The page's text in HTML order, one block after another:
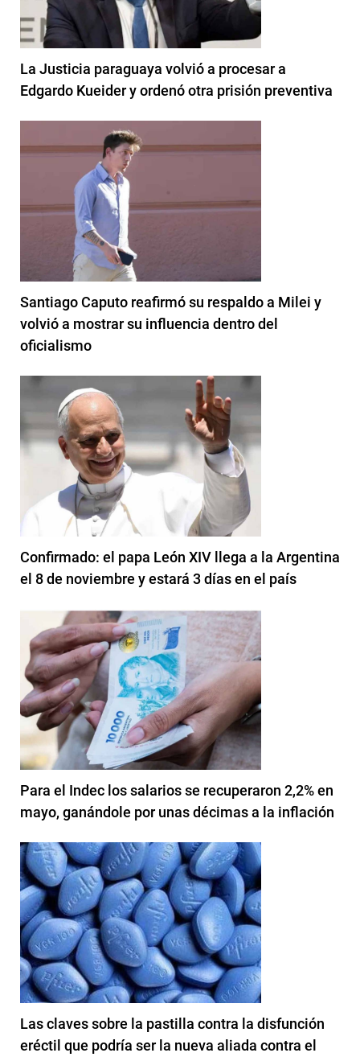
La Justicia paraguaya volvió a procesar a
Edgardo Kueider y ordenó otra prisión preventiva
Santiago Caputo reafirmó su respaldo a Milei y
volvió a mostrar su influencia dentro del
oficialismo
Confirmado: el papa León XIV llega a la Argentina
el 8 de noviembre y estará 3 días en el país
Para el Indec los salarios se recuperaron 2,2% en
mayo, ganándole por unas décimas a la inflación
Las claves sobre la pastilla contra la disfunción
eréctil que podría ser la nueva aliada contra el